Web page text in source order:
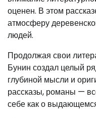
оценен. В этом
атмосферу
людей.
Продолжая свои
Бунин создал целый
глубиной мысли и
рассказы, романы —
себе как о